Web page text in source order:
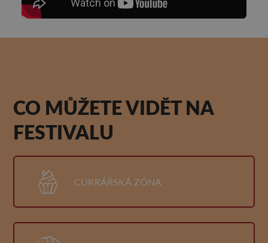
CO MŮŽETE VIDĚT NA
FESTIVALU
CUKRÁŘSKÁ ZÓNA